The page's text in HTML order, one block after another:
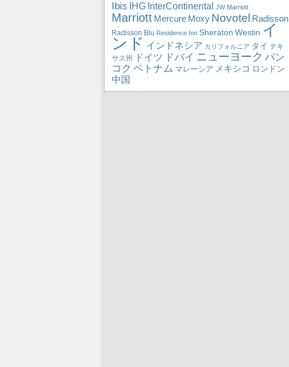
Ibis IHG InterContinental JW Marriott
Marriott Mercure Moxy Novotel Radisson
Radisson Blu Residence Inn Sheraton Westin イ
ンド インドネシア カリフォルニア タイ テキ
サス州
ドイツ ドバイ ニューヨーク バン
コク ベトナム マレーシア メキシコ ロンドン
中国